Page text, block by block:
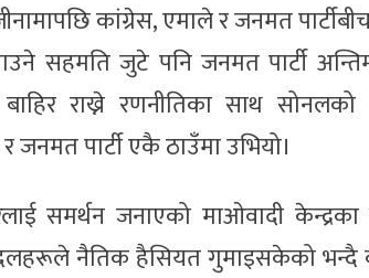
कांग्रेस, एमाले र जनमत
सहमति जुटे पनि जनमत पार्टी
राख्ने रणनीतिका साथ
जनमत पार्टी एकै ठाउँमा उभियो।
समर्थन जनाएको माओवादी केन्द्रका
नैतिक हैसियत गुमाइसकेको भन्दै